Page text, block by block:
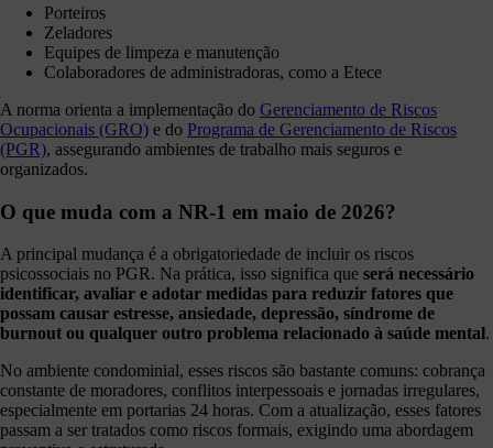
Porteiros
Zeladores
Equipes de limpeza e manutenção
Colaboradores de administradoras, como a Etece
A norma orienta a implementação do Gerenciamento de Riscos
Ocupacionais (GRO) e do Programa de Gerenciamento de Riscos
(PGR), assegurando ambientes de trabalho mais seguros e
organizados.
O que muda com a NR-1 em maio de 2026?
A principal mudança é a obrigatoriedade de incluir os riscos
psicossociais no PGR. Na prática, isso significa que será necessário
identificar, avaliar e adotar medidas para reduzir fatores que
possam causar estresse, ansiedade, depressão, síndrome de
burnout ou qualquer outro problema relacionado à saúde mental.
No ambiente condominial, esses riscos são bastante comuns: cobrança
constante de moradores, conflitos interpessoais e jornadas irregulares,
especialmente em portarias 24 horas. Com a atualização, esses fatores
passam a ser tratados como riscos formais, exigindo uma abordagem